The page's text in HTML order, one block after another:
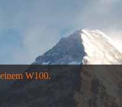
W100.